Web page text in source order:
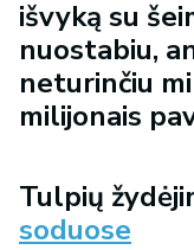
išvyką su
nuostabiu,
neturinčiu
milijonais
Tulpių
soduose